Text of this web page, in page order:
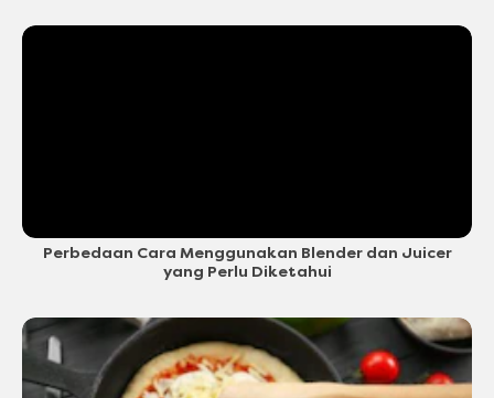
Perbedaan Cara Menggunakan Blender dan Juicer
yang Perlu Diketahui